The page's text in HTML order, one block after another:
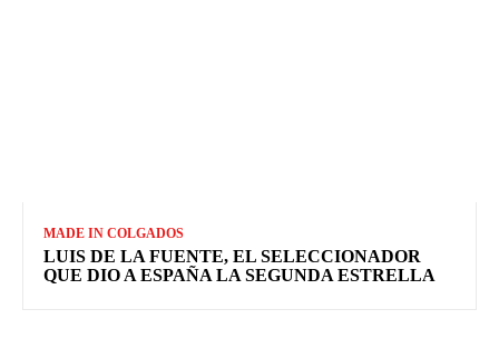
MADE IN COLGADOS
LUIS DE LA FUENTE, EL SELECCIONADOR
QUE DIO A ESPAÑA LA SEGUNDA ESTRELLA